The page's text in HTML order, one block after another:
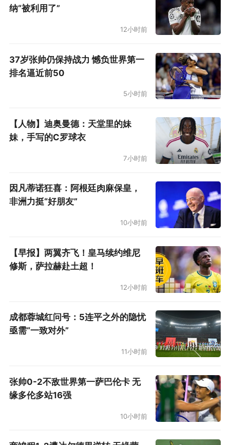
面对镜头时称，埃迪·豪与自己客户的对谈起了核
心作用，英超舞台的吸引力和主帅对球员的器
关怀与自省成救赎之道
利的性格，能够让他迅速适应泰恩河畔的天气，
并且融入进球队氛围中。但意大利中场的赌博恶
习，确实是令所有人始料未及的。因此，事发后
后者是否因为知晓球员的问题，因而选择在高点
将之售出？
易背后，卖方的潜在责任，亦或向托纳利问责。
禁赛后战平狼队的发布会上，埃迪·豪被问及托纳
利的状况时诚挚地答道：“我看到的是人性，我看
何我的想法总以球员至上，并确保我们照顾好
他”。至此，俱乐部正式开展了针对托纳利的“复
漫长的禁赛周期中，托纳利希冀保留住与绿茵场
的紧密联系并不容易。他有太多需要鸣谢的对
象。譬如自己的中场拍档吉马良斯。托纳利能够
理解些许西班牙语，巴西人便主动请缨，担任前
纳“被利用了”
12小时前
37岁张帅仍保持战力 憾负世界第一
排名逼近前50
5小时前
【人物】迪奥曼德：天堂里的妹
妹，手写的C罗球衣
7小时前
因凡蒂诺狂喜：阿根廷肉麻保皇，
非洲力挺“好朋友”
10小时前
【早报】两翼齐飞！皇马续约维尼
修斯，萨拉赫赴土超！
12小时前
成都蓉城红问号：5连平之外的隐忧
亟需“一致对外”
11小时前
张帅0-2不敌世界第一萨巴伦卡 无
缘多伦多站16强
10小时前